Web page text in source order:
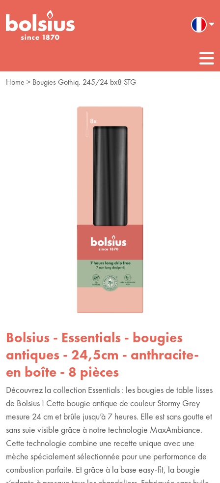
Home > Bougies Gothiq. 245/24 bx8 STG
Bolsius - Essentials - bougies
antiques - 24,5cm - anthracite-
en boîte - 8 pièces
Découvrez la collection Essentials : les bougies de table lisses
de Bolsius ! Cette bougie antique de couleur Stormy Grey
mesure 24 cm et brûle jusqu’à 7 heures. Elle est sans goutte et
sans suie visible grâce à notre technologie MaxAmbiance.
Cette technologie combine une recette unique avec une
mèche spécialement sélectionnée pour une performance de
combustion parfaite. Et grâce à la base easy-fit, la bougie